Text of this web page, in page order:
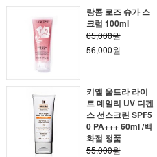
랑콤 로즈 슈가 스
크럽 100ml
65,000원
56,000원
키엘 울트라 라이
트 데일리 UV 디펜
스 선스크린 SPF5
0 PA+++ 60ml /백
화점 정품
55,000원